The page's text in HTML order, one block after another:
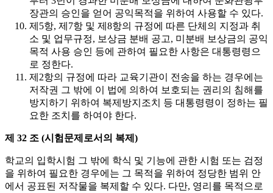
장관의 승인을 얻어 공익목적을 위하여 사용할 수 있다.
제5항, 제7항 및 제8항의 규정에 따른 단체의 지정과 취
소 및 업무규정, 보상금 분배 공고, 미분배 보상금의 공익
목적 사용 승인 등에 관하여 필요한 사항은 대통령령으
로 정한다.
제2항의 규정에 따라 교육기관이 전송을 하는 경우에는
저작권 그 밖에 이 법에 의하여 보호되는 권리의 침해를
방지하기 위하여 복제방지조치 등 대통령령이 정하는 필
요한 조치를 하여야 한다.
제 32 조 (시험문제로서의 복제)
학교의 입학시험 그 밖에 학식 및 기능에 관한 시험 또는 검정
을 위하여 필요한 경우에는 그 목적을 위하여 정당한 범위 안
에서 공표된 저작물을 복제할 수 있다. 다만, 영리를 목적으로